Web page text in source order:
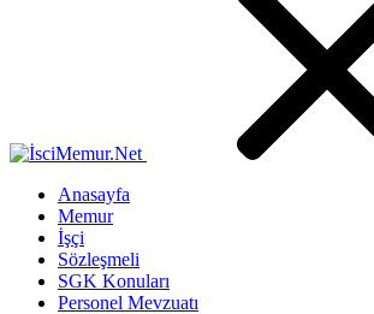
Anasayfa
Memur
İşçi
Sözleşmeli
SGK Konuları
Personel Mevzuatı